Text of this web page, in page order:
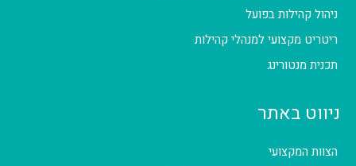
ניהול קהילות בפועל
ריטריט מקצועי למנהלי קהילות
תכנית מנטורינג
ניווט באתר
הצוות המקצועי